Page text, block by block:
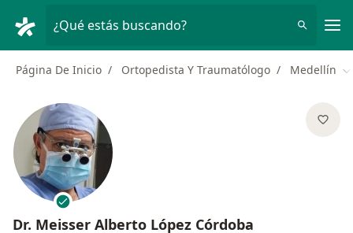
¿Qué estás buscando?
Página De Inicio Ortopedista Y Traumatólogo Medellín
Dr. Meisser Alberto López Córdoba